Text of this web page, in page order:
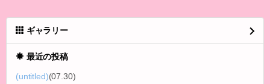
ギャラリー
最近の投稿
(untitled)(07.30)